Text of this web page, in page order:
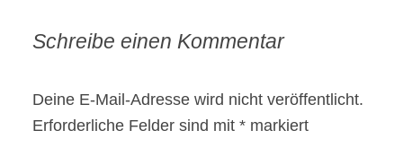
Schreibe einen Kommentar
Deine E-Mail-Adresse wird nicht veröffentlicht.
Erforderliche Felder sind mit * markiert